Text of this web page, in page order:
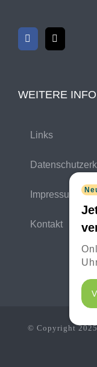
WEITERE
Links
Impressum
Kontakt
© Copyright